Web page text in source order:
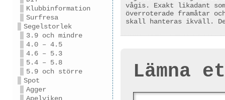
Klubbinformation
Surfresa
Segelstorlek
3.9 och mindre
4.0 – 4.5
4.6 – 5.3
5.4 – 5.8
5.9 och större
Spot
Agger
vågis. Exakt likadant
överroterade framåtar
skall hanteras ikväll.
Lämna